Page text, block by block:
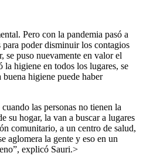
Pero con la pandemia pasó a
para poder disminuir los contagios
se puso nuevamente en valor el
la higiene en todos los lugares, se
higiene puede haber
las personas no tienen la
su hogar, la van a buscar a lugares
comunitario, a un centro de salud,
aglomera la gente y eso en un
explicó Sauri.>